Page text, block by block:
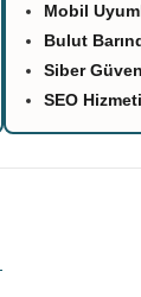
Mobil
Bulut
Siber
SEO Hizmeti